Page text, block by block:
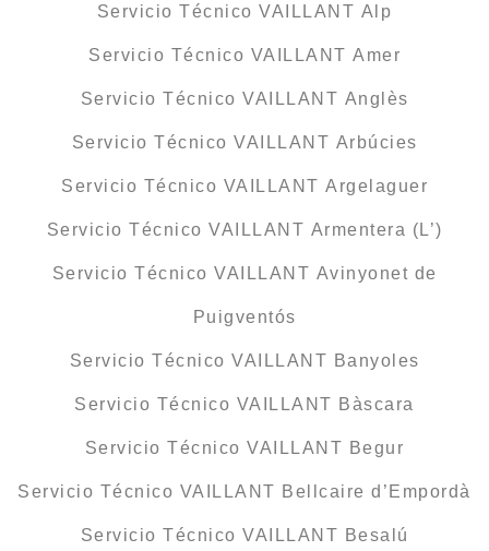
Servicio Técnico VAILLANT Alp
Servicio Técnico VAILLANT Amer
Servicio Técnico VAILLANT Anglès
Servicio Técnico VAILLANT Arbúcies
Servicio Técnico VAILLANT Argelaguer
Servicio Técnico VAILLANT Armentera (L’)
Servicio Técnico VAILLANT Avinyonet de
Puigventós
Servicio Técnico VAILLANT Banyoles
Servicio Técnico VAILLANT Bàscara
Servicio Técnico VAILLANT Begur
Servicio Técnico VAILLANT Bellcaire d’Empordà
Servicio Técnico VAILLANT Besalú